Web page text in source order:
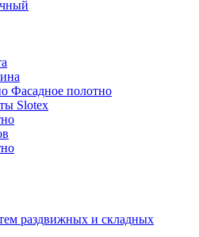
Фасадное полотно
Slotex